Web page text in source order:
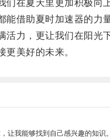
在夏天里更加积极向上
借助夏时加速器的力量
力，更让我们在阳光下
美好的未来。
让我能够找到自己感兴趣的知识。